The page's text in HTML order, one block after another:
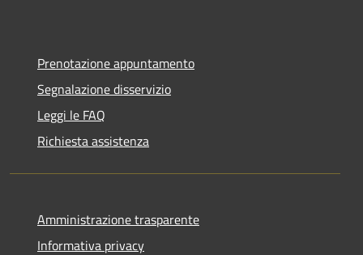
Prenotazione appuntamento
Segnalazione disservizio
Leggi le FAQ
Richiesta assistenza
Amministrazione trasparente
Informativa privacy